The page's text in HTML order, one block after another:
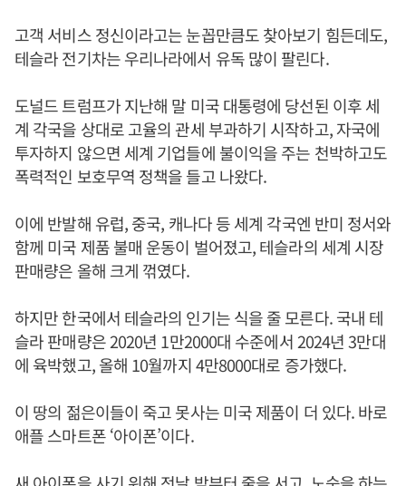
고객 서비스 정신이라고는 눈꼽만큼도 찾아보기 힘든데도,
테슬라 전기차는 우리나라에서 유독 많이 팔린다.
도널드 트럼프가 지난해 말 미국 대통령에 당선된 이후 세
계 각국을 상대로 고율의 관세 부과하기 시작하고, 자국에
투자하지 않으면 세계 기업들에 불이익을 주는 천박하고도
폭력적인 보호무역 정책을 들고 나왔다.
이에 반발해 유럽, 중국, 캐나다 등 세계 각국엔 반미 정서와
함께 미국 제품 불매 운동이 벌어졌고, 테슬라의 세계 시장
판매량은 올해 크게 꺾였다.
하지만 한국에서 테슬라의 인기는 식을 줄 모른다. 국내 테
슬라 판매량은 2020년 1만2000대 수준에서 2024년 3만대
에 육박했고, 올해 10월까지 4만8000대로 증가했다.
이 땅의 젊은이들이 죽고 못사는 미국 제품이 더 있다. 바로
애플 스마트폰 ‘아이폰’이다.